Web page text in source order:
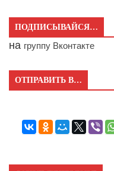
ПОДПИСЫВАЙСЯ…
на группу Вконтакте
ОТПРАВИТЬ В…